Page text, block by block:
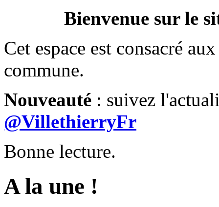
Bienvenue sur le
Cet espace est consacré
commune.
Nouveauté : suivez
@VillethierryFr
Bonne lecture.
A la une !